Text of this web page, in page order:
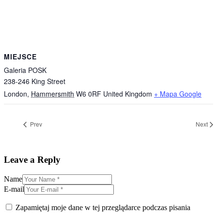
MIEJSCE
Galeria POSK
238-246 King Street
London, Hammersmith W6 0RF United Kingdom + Mapa Google
Prev Next
Leave a Reply
Name
E-mail
Zapamiętaj moje dane w tej przeglądarce podczas pisania